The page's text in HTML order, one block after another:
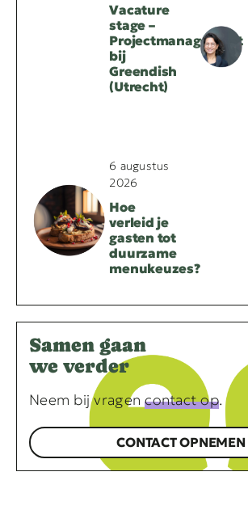
Vacature
stage –
Projectmanagement
bij
Greendish
(Utrecht)
6 augustus
2026
Hoe
verleid je
gasten tot
duurzame
menukeuzes?
Samen gaan
we verder
Neem bij vragencontact op.
CONTACT OPNEMEN